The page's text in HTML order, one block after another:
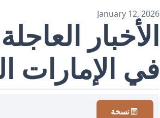
January 12, 2026
الأخبار
في الإمارات
نسخة